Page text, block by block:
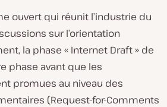
ouvert qui réunit l’industrie du
sur l’orientation
la phase « Internet Draft » de
phase avant que les
promues au niveau des
(Request-for-Comments